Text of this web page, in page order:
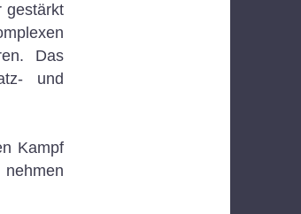
gestärkt
Das
und
Kampf